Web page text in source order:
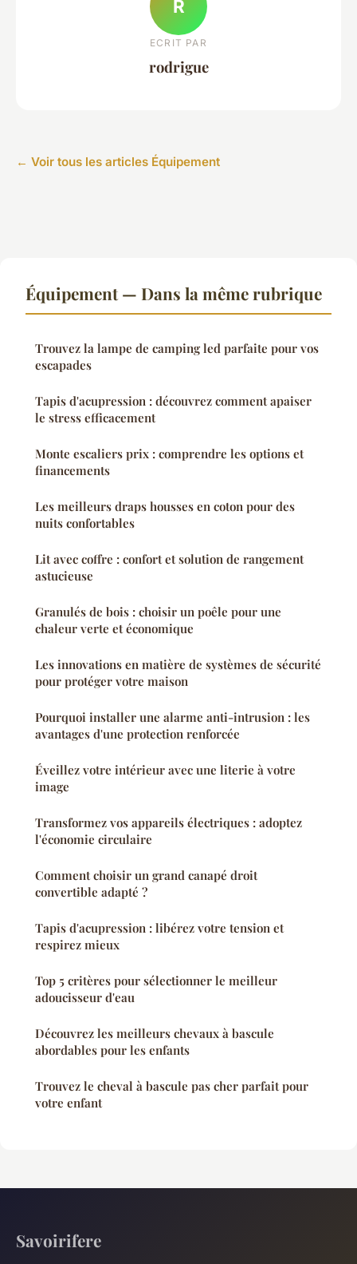
R
ECRIT PAR
rodrigue
← Voir tous les articles Équipement
Équipement — Dans la même rubrique
Trouvez la lampe de camping led parfaite pour vos
escapades
Tapis d'acupression : découvrez comment apaiser
le stress efficacement
Monte escaliers prix : comprendre les options et
financements
Les meilleurs draps housses en coton pour des
nuits confortables
Lit avec coffre : confort et solution de rangement
astucieuse
Granulés de bois : choisir un poêle pour une
chaleur verte et économique
Les innovations en matière de systèmes de sécurité
pour protéger votre maison
Pourquoi installer une alarme anti-intrusion : les
avantages d'une protection renforcée
Éveillez votre intérieur avec une literie à votre
image
Transformez vos appareils électriques : adoptez
l'économie circulaire
Comment choisir un grand canapé droit
convertible adapté ?
Tapis d'acupression : libérez votre tension et
respirez mieux
Top 5 critères pour sélectionner le meilleur
adoucisseur d'eau
Découvrez les meilleurs chevaux à bascule
abordables pour les enfants
Trouvez le cheval à bascule pas cher parfait pour
votre enfant
Savoirifere